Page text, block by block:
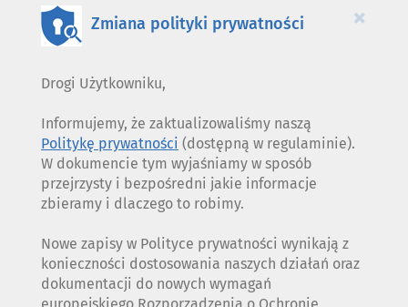
×
Zmiana polityki prywatności
Drogi Użytkowniku,
Informujemy, że zaktualizowaliśmy naszą
Politykę prywatności (dostępną w regulaminie).
W dokumencie tym wyjaśniamy w sposób
przejrzysty i bezpośredni jakie informacje
zbieramy i dlaczego to robimy.
Nowe zapisy w Polityce prywatności wynikają z
konieczności dostosowania naszych działań oraz
dokumentacji do nowych wymagań